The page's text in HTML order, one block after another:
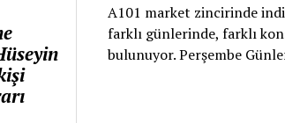
A101 market zincirinde
farklı günlerinde, farklı
bulunuyor. Perşembe